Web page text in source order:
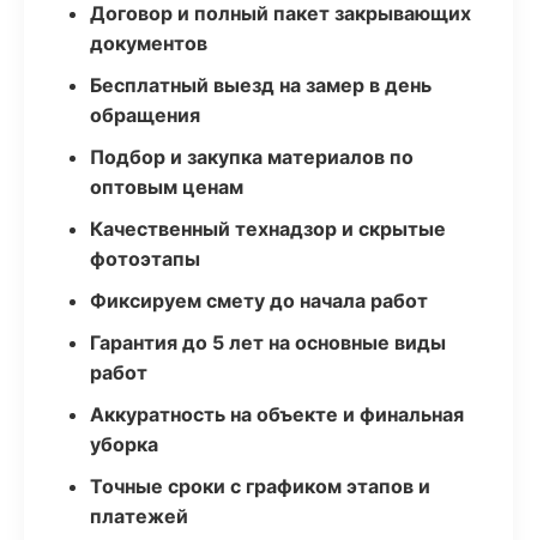
Договор и полный пакет закрывающих
документов
Бесплатный выезд на замер в день
обращения
Подбор и закупка материалов по
оптовым ценам
Качественный технадзор и скрытые
фотоэтапы
Фиксируем смету до начала работ
Гарантия до 5 лет на основные виды
работ
Аккуратность на объекте и финальная
уборка
Точные сроки с графиком этапов и
платежей